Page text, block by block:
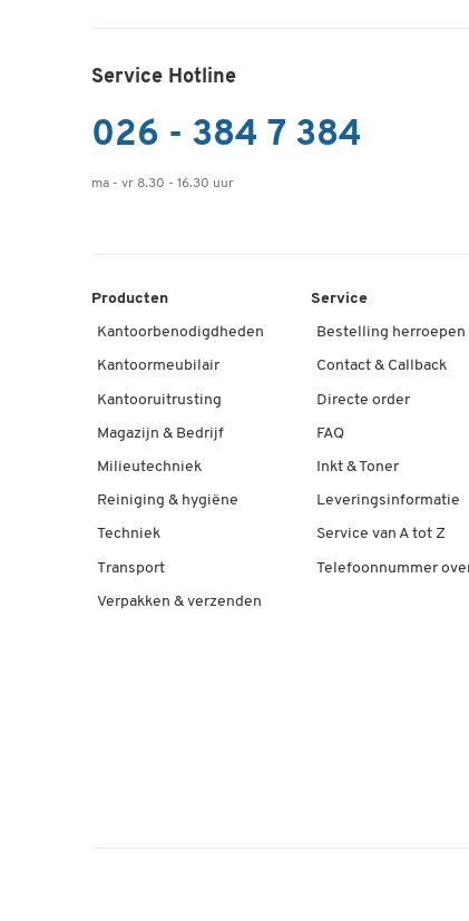
Service Hotline
026 - 384 7 384
ma - vr 8.30 - 16.30 uur
Producten
Kantoorbenodigdheden
Kantoormeubilair
Kantooruitrusting
Magazijn & Bedrijf
Milieutechniek
Reiniging & hygiëne
Techniek
Transport
Verpakken & verzenden
Service
Bestelling herroepen
Contact & Callback
Directe order
FAQ
Inkt & Toner
Leveringsinformatie
Service van A tot Z
Telefoonnummer